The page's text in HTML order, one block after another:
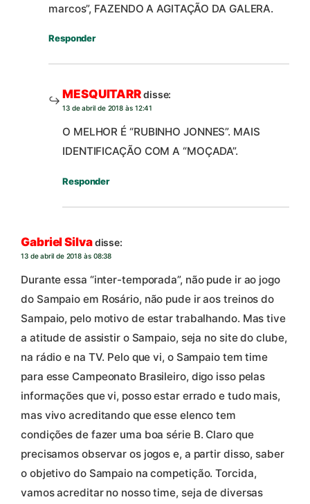
marcos”, FAZENDO A AGITAÇÃO DA GALERA.
Responder
MESQUITARRdisse:
13 de abril de 2018 às 12:41
O MELHOR É “RUBINHO JONNES”. MAIS
IDENTIFICAÇÃO COM A “MOÇADA”.
Responder
Gabriel Silvadisse:
13 de abril de 2018 às 08:38
Durante essa “inter-temporada”, não pude ir ao jogo
do Sampaio em Rosário, não pude ir aos treinos do
Sampaio, pelo motivo de estar trabalhando. Mas tive
a atitude de assistir o Sampaio, seja no site do clube,
na rádio e na TV. Pelo que vi, o Sampaio tem time
para esse Campeonato Brasileiro, digo isso pelas
informações que vi, posso estar errado e tudo mais,
mas vivo acreditando que esse elenco tem
condições de fazer uma boa série B. Claro que
precisamos observar os jogos e, a partir disso, saber
o objetivo do Sampaio na competição. Torcida,
vamos acreditar no nosso time, seja de diversas